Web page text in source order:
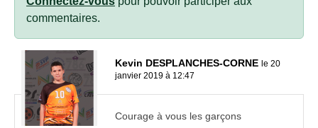
commentaires.
Kevin DESPLANCHES-CORNE le 20
janvier 2019 à 12:47
Courage à vous les garçons